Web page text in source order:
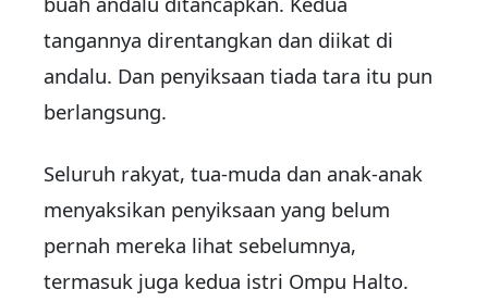
tangannya direntangkan dan diikat di
andalu. Dan penyiksaan tiada tara itu pun
berlangsung.
Seluruh rakyat, tua-muda dan anak-anak
menyaksikan penyiksaan yang belum
pernah mereka lihat sebelumnya,
termasuk juga kedua istri Ompu Halto.